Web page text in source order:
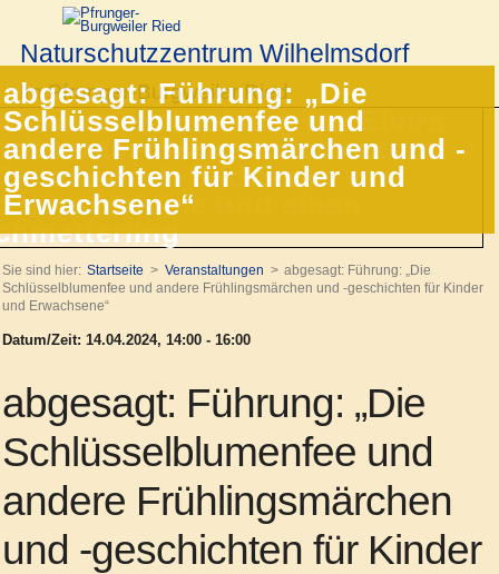
Naturschutzzentrum Wilhelmsdorf
Im Pfrunger-Burgweiler Ried
abgesagt: Führung: „Die
Schlüsselblumenfee und
andere Frühlingsmärchen und -
geschichten für Kinder und
Erwachsene“
Sie sind hier: Startseite Veranstaltungen
abgesagt: Führung: „Die
Schlüsselblumenfee und andere Frühlingsmärchen und -geschichten für Kinder
und Erwachsene“
Datum/Zeit: 14.04.2024, 14:00 - 16:00
abgesagt: Führung: „Die
Schlüsselblumenfee und
andere Frühlingsmärchen
und -geschichten für Kinder